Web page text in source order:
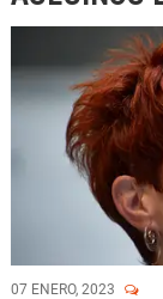
07 ENERO, 2023